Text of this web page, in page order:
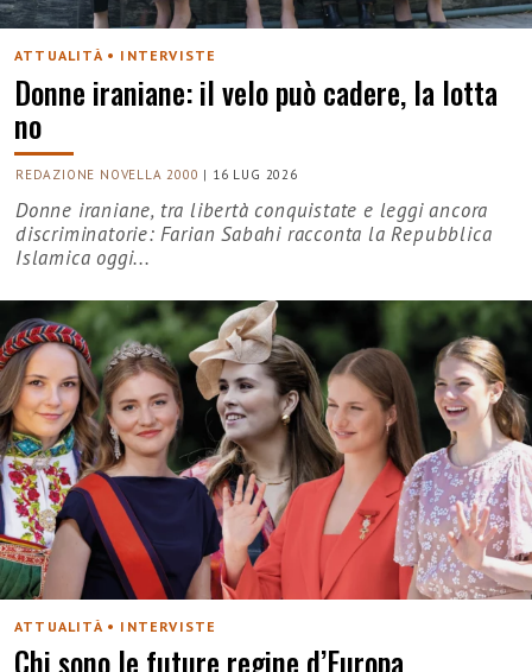
ATTUALITÀ • INTERVISTE
Donne iraniane: il velo può cadere, la lotta
no
REDAZIONE NOVELLA 2000 | 16 LUG 2026
Donne iraniane, tra libertà conquistate e leggi ancora
discriminatorie: Farian Sabahi racconta la Repubblica
Islamica oggi...
ATTUALITÀ • INTERVISTE
Chi sono le future regine d’Europa